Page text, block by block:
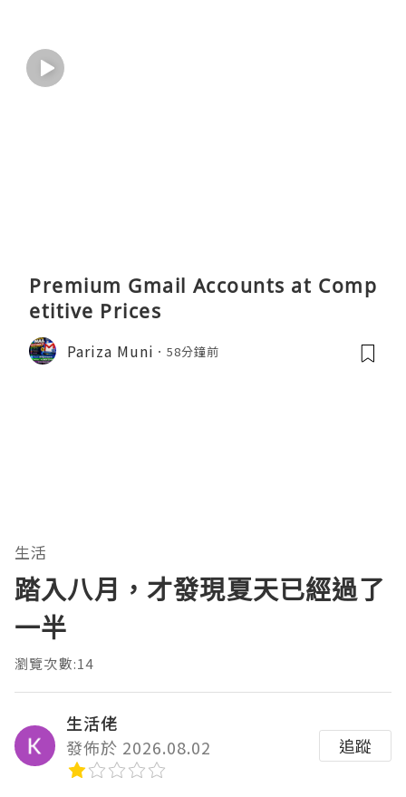
Premium Gmail Accounts at Comp
etitive Prices
Pariza Muni 58分鐘前
生活
踏入八月，才發現夏天已經過了
一半
瀏覽次數:14
生活佬
發佈於 2026.08.02
追蹤